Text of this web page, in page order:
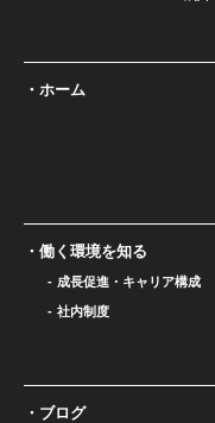
ホーム
働く環境を知る
成長促進・キャリア構成
社内制度
ブログ